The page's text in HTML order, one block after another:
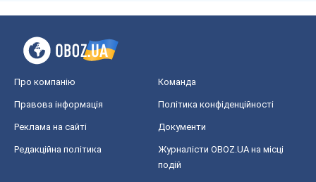
Про компанію Команда
Правова інформація Політика конфіденційності
Реклама на сайті Документи
Редакційна політика
Журналісти OBOZ.UA на місці
подій